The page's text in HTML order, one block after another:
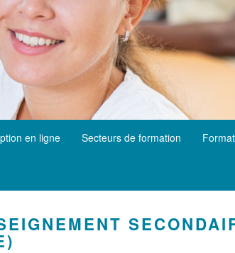
en ligne Secteurs de formation